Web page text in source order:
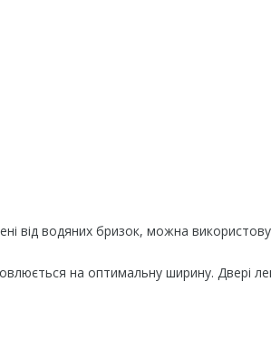
від водяних бризок, можна
на оптимальну ширину. Двері